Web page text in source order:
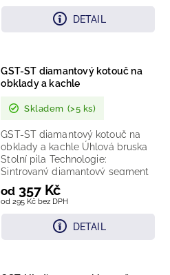
DETAIL
GST-ST diamantový kotouč na
obklady a kachle
Skladem (>5 ks)
od 295 Kč bez DPH
od 357 Kč
DETAIL
GST-ST diamantový kotouč na
obklady a kachle Úhlová bruska
Stolní pila Technologie:
Sintrovaný diamantový segment
Provedení: Celoobvodový
hladký...